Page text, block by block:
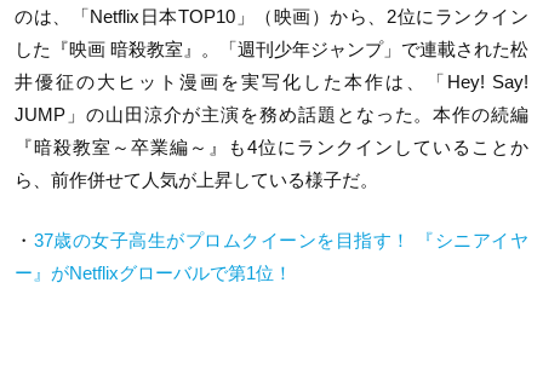
のは、「Netflix日本TOP10」（映画）から、2位にランクイン
した『映画 暗殺教室』。「週刊少年ジャンプ」で連載された松
井優征の大ヒット漫画を実写化した本作は、「Hey! Say!
JUMP」の山田涼介が主演を務め話題となった。本作の続編
『暗殺教室～卒業編～』も4位にランクインしていることか
ら、前作併せて人気が上昇している様子だ。
・ 37歳の女子高生がプロムクイーンを目指す！ 『シニアイヤ
ー』がNetflixグローバルで第1位！